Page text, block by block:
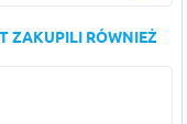
ZAKUPILI RÓWNIEŻ